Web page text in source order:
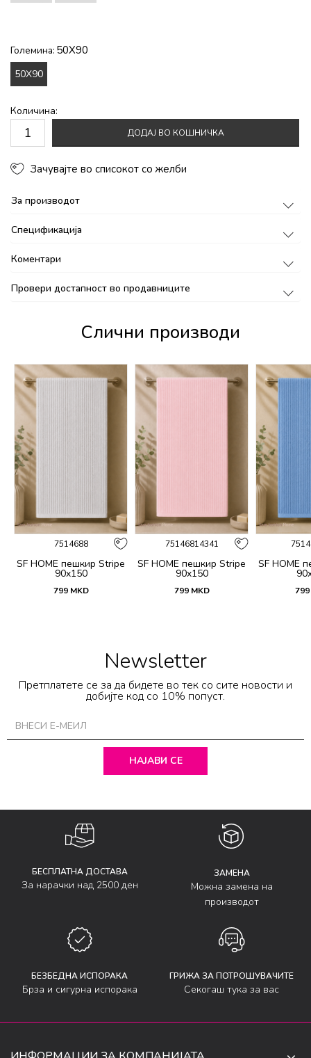
Големина: 50X90
50X90
Количина:
ДОДАЈ ВО КОШНИЧКА
Зачувајте во списокот со желби
За производот
Спецификација
Коментари
Провери достапност во продавниците
Слични производи
7514688
SF HOME пешкир Stripe
90x150
799 MKD
75146814341
SF HOME пешкир Stripe
90x150
799 MKD
SF HOME
799
Newsletter
Претплатете се за да бидете во тек со сите новости и
добијте код со 10% попуст.
НАЈАВИ СЕ
БЕСПЛАТНА ДОСТАВА
За нарачки над 2500 ден
ЗАМЕНА
Можна замена на
производот
БЕЗБЕДНА ИСПОРАКА
Брза и сигурна испорака
ГРИЖА ЗА ПОТРОШУВАЧИТЕ
Секогаш тука за вас